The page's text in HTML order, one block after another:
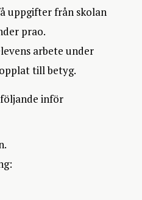
uppgifter från skolan
prao.
arbete under
till betyg.
inför